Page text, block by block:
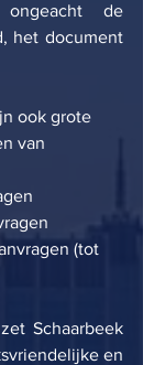
ongeacht de
het document
ook grote
van
(tot
Schaarbeek
en